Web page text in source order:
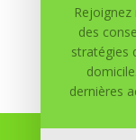
des
stratégies
dernières